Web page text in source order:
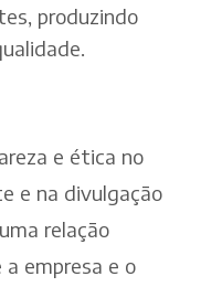
produzindo
e ética no
e na divulgação
relação
empresa e o